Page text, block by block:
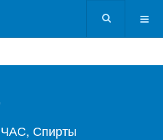
ЧАС, Спирты